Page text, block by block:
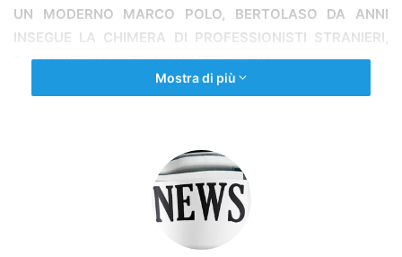
UN MODERNO MARCO POLO, BERTOLASO DA ANNI
INSEGUE LA CHIMERA DI PROFESSIONISTI STRANIERI,
DALL’AMERICA LATINA ALL’UZBEKISTAN.
SOTTOSTIMATO, IN LOMBARDIA MANCANO 10MILA
ROMA, 5 GIUGNO 2026 – Le dichiarazioni dell’assessore
al Welfare della Lombardia Guido Bertolaso sulla carenza
Mostra di più